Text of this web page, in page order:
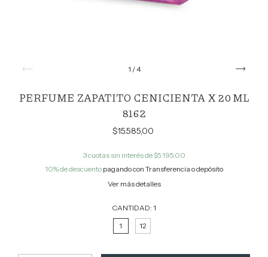
1 /4
PERFUME ZAPATITO CENICIENTA X 20 ML
8162
$15.585,00
3cuotas sin interés de $5.195,00
10% de descuento pagando con Transferencia o depósito
Ver más detalles
CANTIDAD: 1
1
12